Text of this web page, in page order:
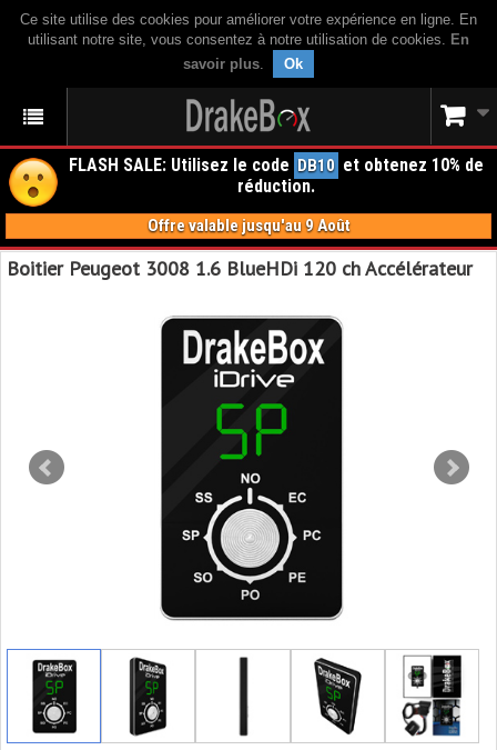
Ce site utilise des cookies pour améliorer votre expérience en ligne. En
utilisant notre site, vous consentez à notre utilisation de cookies. En
savoir plus. Ok
FLASH SALE: Utilisez le code DB10 et obtenez 10% de
réduction.
Offre valable jusqu'au 9 Août
Boitier Peugeot 3008 1.6 BlueHDi 120 ch Accélérateur